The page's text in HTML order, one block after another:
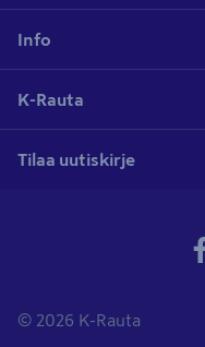
Info
K-Rauta
Tilaa uutiskirje
© 2026 K-Rauta